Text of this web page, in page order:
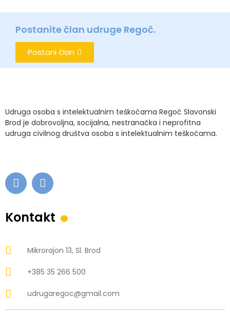
Postanite član udruge Regoč.
Postani član
Udruga osoba s intelektualnim teškoćama Regoč Slavonski
Brod je dobrovoljna, socijalna, nestranačka i neprofitna
udruga civilnog društva osoba s intelektualnim teškoćama.
Kontakt .
Mikrorajon 13, Sl. Brod
+385 35 266 500
udrugaregoc@gmail.com